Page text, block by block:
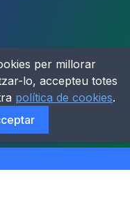
per millorar
lo, accepteu totes
política de cookies.